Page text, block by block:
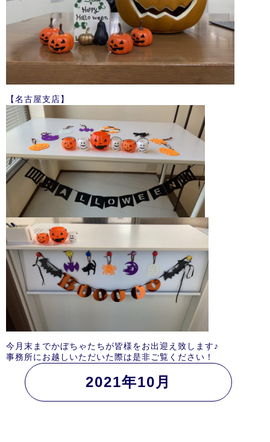
【名古屋支店】
今月末までかぼちゃたちが皆様をお出迎え致します♪
事務所にお越しいただいた際は是非ご覧ください！
2021年10月